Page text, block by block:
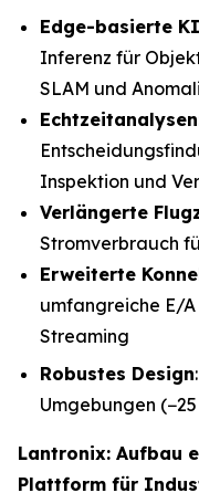
Edge-basierte
Inferenz für
SLAM und
Echtzeitanalysen
Inspektion und
Verlängerte
Stromverbrauch
Erweiterte
umfangreiche E/
Streaming
Robustes Design
Umgebungen
Lantronix: Aufbau
Plattform für